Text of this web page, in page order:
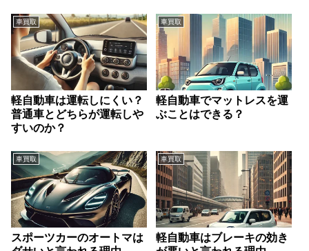
車買取
軽自動車は運転しにくい？
普通車とどちらが運転しや
すいのか？
車買取
軽自動車でマットレスを運
ぶことはできる？
車買取
スポーツカーのオートマは
車買取
軽自動車はブレーキの効き